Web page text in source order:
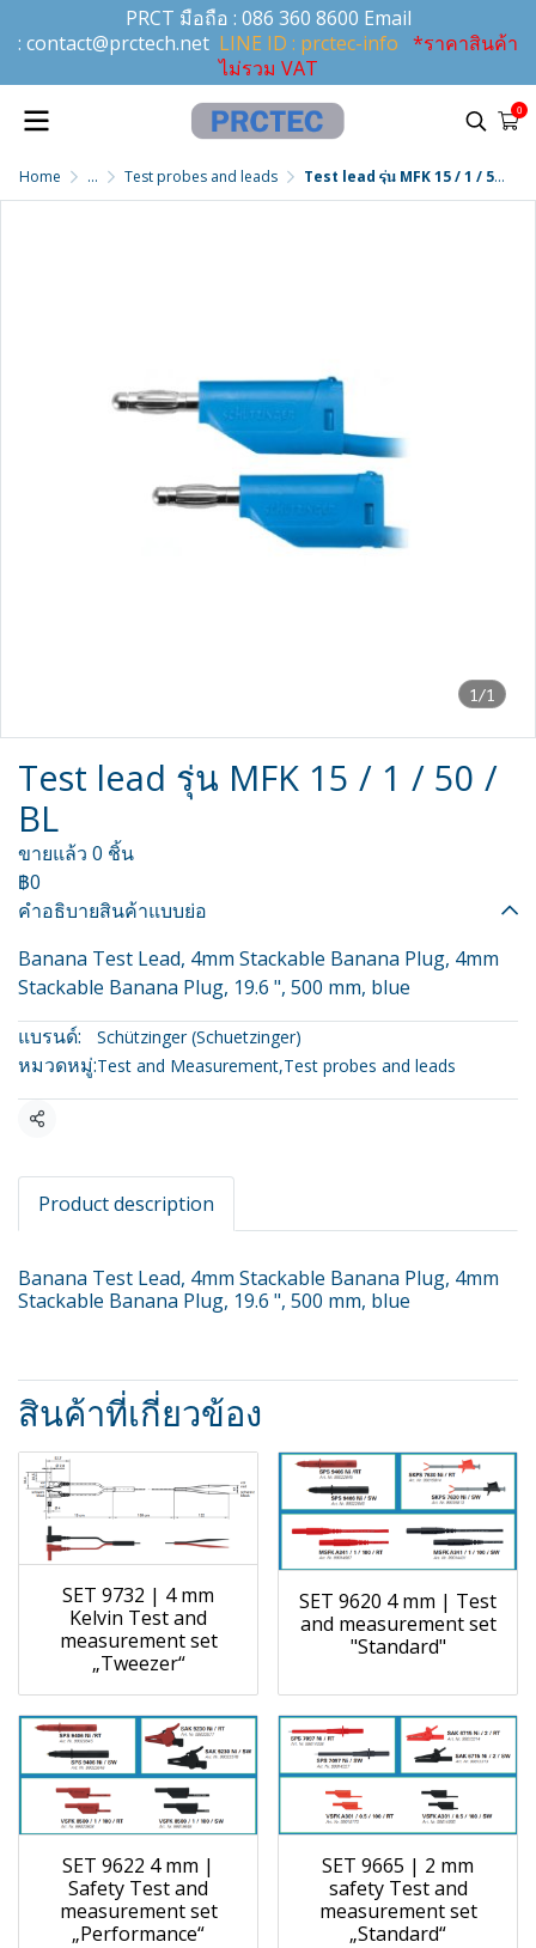
PRCT มือถือ : 086 360 8600 Email
: contact@prctech.net LINE ID : prctec-info *ราคาสินค้า
ไม่รวม VAT
0
Home ... Test probes and leads Test lead รุ่น MFK 15 / 1 / 50 / BL
1/1
Test lead รุ่น MFK 15 / 1 / 50 /
BL
ขายแล้ว 0 ชิ้น
฿0
คำอธิบายสินค้าแบบย่อ
Banana Test Lead, 4mm Stackable Banana Plug, 4mm
Stackable Banana Plug, 19.6 ", 500 mm, blue
แบรนด์:
Schützinger (Schuetzinger)
หมวดหมู่:Test and Measurement,Test probes and leads
แชร์
Product description
Banana Test Lead, 4mm Stackable Banana Plug, 4mm
Stackable Banana Plug, 19.6 ", 500 mm, blue
สินค้าที่เกี่ยวข้อง
SET 9732 | 4 mm
Kelvin Test and
measurement set
„Tweezer“
SET 9620 4 mm | Test
and measurement set
"Standard"
SET 9622 4 mm |
Safety Test and
measurement set
„Performance“
SET 9665 | 2 mm
safety Test and
measurement set
„Standard“